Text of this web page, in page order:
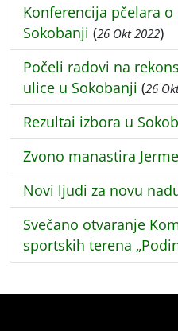
Konferencija pčelara
Sokobanji (26 Okt 2022)
Počeli radovi na
ulice u Sokobanji (26
Rezultai izbora u
Zvono manastira
Novi ljudi za novu
Svečano otvaranje
sportskih terena